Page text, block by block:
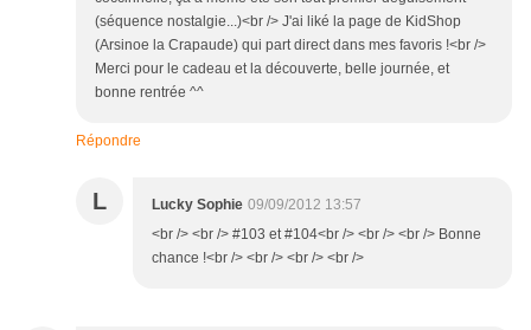
(séquence nostalgie...)<br /> J'ai liké la page de KidShop
(Arsinoe la Crapaude) qui part direct dans mes favoris !<br />
Merci pour le cadeau et la découverte, belle journée, et
bonne rentrée ^^
Répondre
L Lucky Sophie 09/09/2012 13:57
<br /> <br /> #103 et #104<br /> <br /> <br /> Bonne
chance !<br /> <br /> <br /> <br />